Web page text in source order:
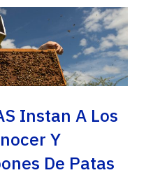
Instan A Los
Y
De Patas